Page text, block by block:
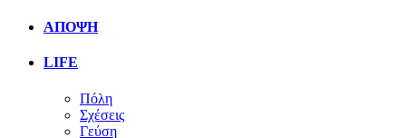
ΑΠΟΨΗ
LIFE
Πόλη
Σχέσεις
Γεύση